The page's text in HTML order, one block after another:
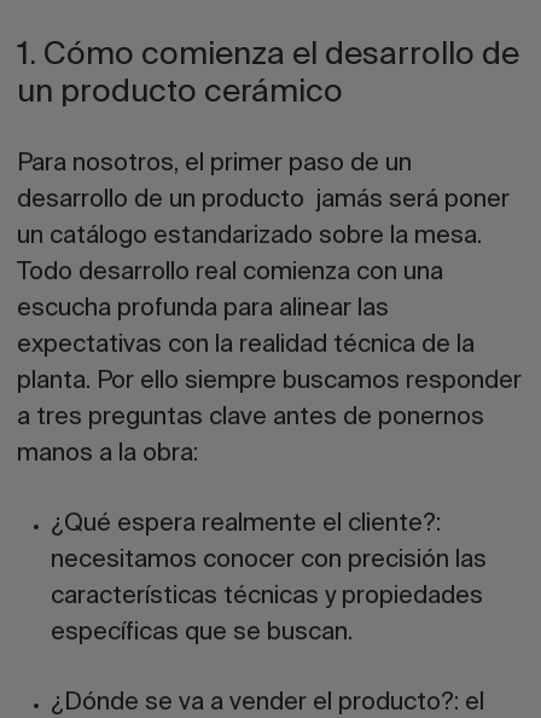
1. Cómo comienza el desarrollo de
un producto cerámico
Para nosotros, el primer paso de un
desarrollo de un producto jamás será poner
un catálogo estandarizado sobre la mesa.
Todo desarrollo real comienza con una
escucha profunda para alinear las
expectativas con la realidad técnica de la
planta. Por ello siempre buscamos responder
a tres preguntas clave antes de ponernos
manos a la obra:
¿Qué espera realmente el cliente?:
necesitamos conocer con precisión las
características técnicas y propiedades
específicas que se buscan.
¿Dónde se va a vender el producto?: el